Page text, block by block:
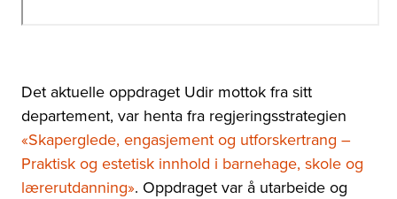
Det aktuelle oppdraget Udir mottok fra sitt
departement, var henta fra regjeringsstrategien
«Skaperglede, engasjement og utforskertrang –
Praktisk og estetisk innhold i barnehage, skole og
lærerutdanning». Oppdraget var å utarbeide og